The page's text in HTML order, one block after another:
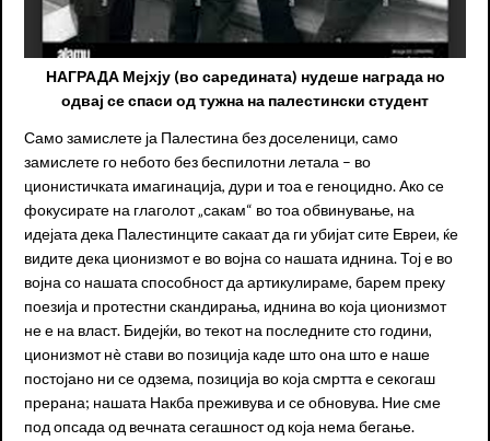
НАГРАДА Мејхју (во саредината) нудеше награда но
одвај се спаси од тужна на палестински студент
Само замислете ја Палестина без доселеници, само
замислете го небото без беспилотни летала – во
ционистичката имагинација, дури и тоа е геноцидно. Ако се
фокусирате на глаголот „сакам“ во тоа обвинување, на
идејата дека Палестинците сакаат да ги убијат сите Евреи, ќе
видите дека ционизмот е во војна со нашата иднина. Тој е во
војна со нашата способност да артикулираме, барем преку
поезија и протестни скандирања, иднина во која ционизмот
не е на власт. Бидејќи, во текот на последните сто години,
ционизмот нè стави во позиција каде што она што е наше
постојано ни се одзема, позиција во која смртта е секогаш
прерана; нашата Накба преживува и се обновува. Ние сме
под опсада од вечната сегашност од која нема бегање.